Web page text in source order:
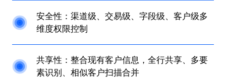
安全性：渠道级、交易级、字段级、客户级多
维度权限控制
共享性：整合现有客户信息，全行共享、多要
素识别、相似客户扫描合并